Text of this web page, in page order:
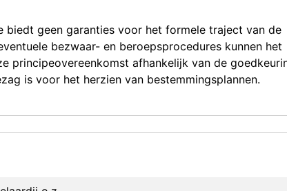
biedt geen garanties voor het formele traject van de
bezwaar- en beroepsprocedures kunnen het
principeovereenkomst afhankelijk van de
is voor het herzien van bestemmingsplannen.